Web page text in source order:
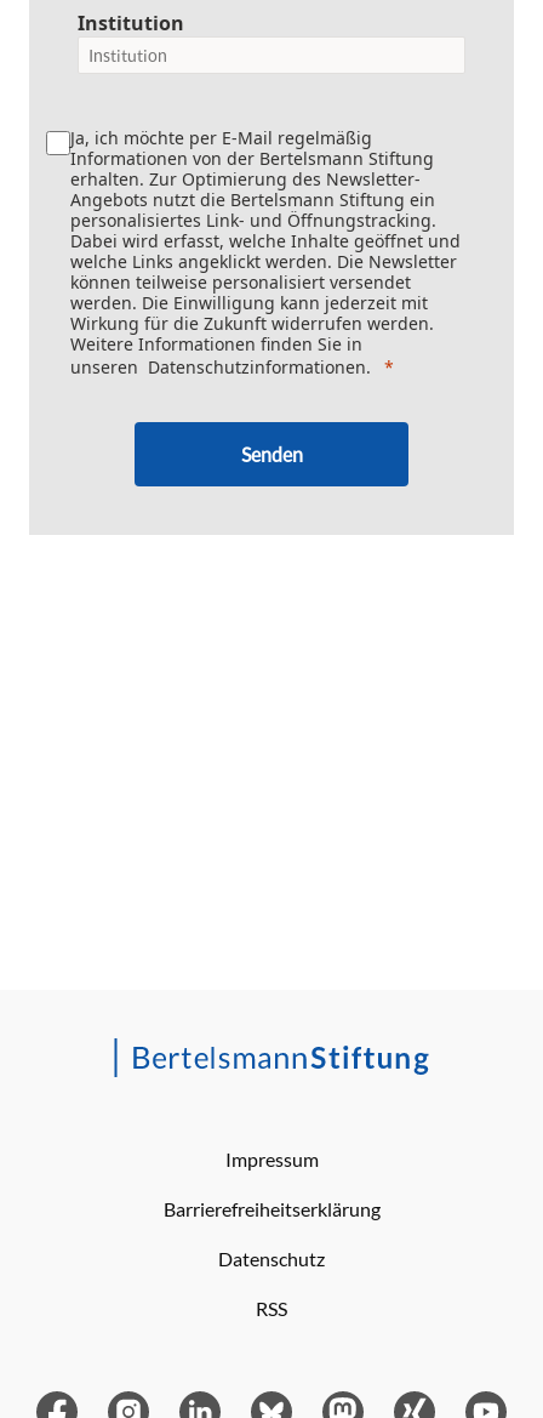
Institution
Ja, ich möchte per E-Mail regelmäßig
Informationen von der Bertelsmann Stiftung
erhalten. Zur Optimierung des Newsletter-
Angebots nutzt die Bertelsmann Stiftung ein
personalisiertes Link- und Öffnungstracking.
Dabei wird erfasst, welche Inhalte geöffnet und
welche Links angeklickt werden. Die Newsletter
können teilweise personalisiert versendet
werden. Die Einwilligung kann jederzeit mit
Wirkung für die Zukunft widerrufen werden.
Weitere Informationen finden Sie in
unseren Datenschutzinformationen.
Senden
Impressum
Barrierefreiheitserklärung
Datenschutz
RSS